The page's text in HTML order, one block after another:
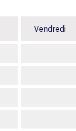
Vendredi